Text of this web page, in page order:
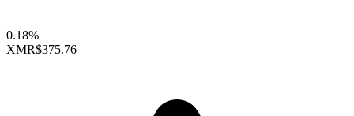
0.18%
XMR$375.76